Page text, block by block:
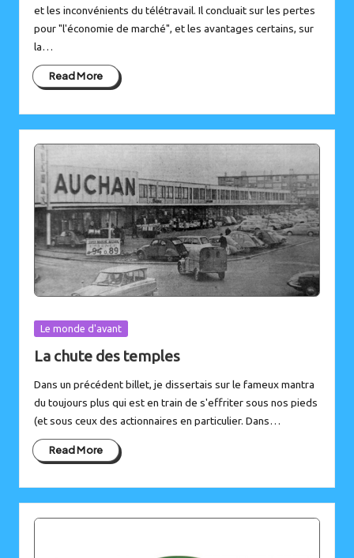
et les inconvénients du télétravail. Il concluait sur les pertes
pour "l'économie de marché", et les avantages certains, sur
la…
Read More
Posted
Le monde d'avant
La chute des temples
Dans un précédent billet, je dissertais sur le fameux mantra
du toujours plus qui est en train de s'effriter sous nos pieds
(et sous ceux des actionnaires en particulier. Dans…
Read More